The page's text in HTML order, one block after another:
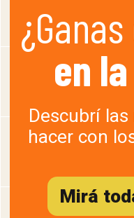
en
Descubrí
hacer con
Mirá